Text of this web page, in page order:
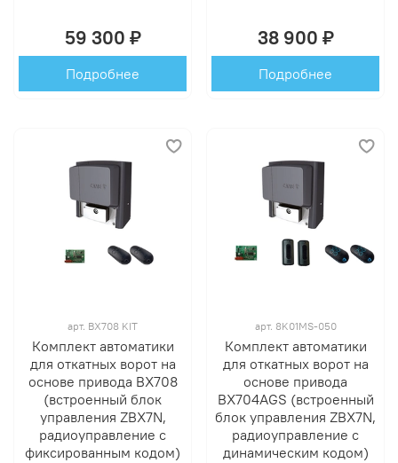
59 300 ₽
Подробнее
38 900 ₽
Подробнее
арт. BX708 KIT
Комплект автоматики
для откатных ворот на
основе привода BX708
(встроенный блок
управления ZBX7N,
радиоуправление с
фиксированным кодом)
арт. 8K01MS-050
Комплект автоматики
для откатных ворот на
основе привода
BX704AGS (встроенный
блок управления ZBX7N,
радиоуправление с
динамическим кодом)